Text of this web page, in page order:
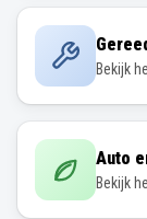
Bekijk
Auto
Bekijk